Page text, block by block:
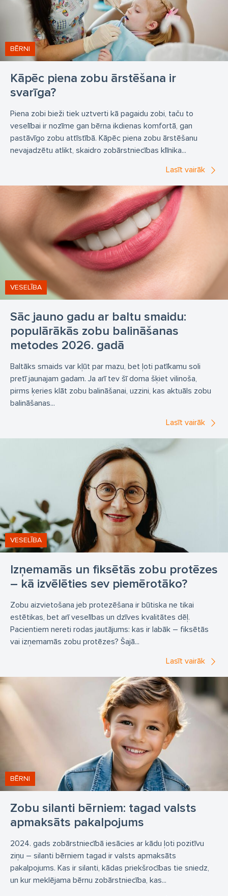
Kāpēc piena zobu ārstēšana ir
svarīga?
BĒRNI
Piena zobi bieži tiek uztverti kā pagaidu zobi, taču to
veselībai ir nozīme gan bērna ikdienas komfortā, gan
pastāvīgo zobu attīstībā. Kāpēc piena zobu ārstēšanu
nevajadzētu atlikt, skaidro zobārstniecības klīnika...
Lasīt vairāk
Sāc jauno gadu ar baltu smaidu:
populārākās zobu balināšanas
metodes 2026. gadā
VESELĪBA
Baltāks smaids var kļūt par mazu, bet ļoti patīkamu soli
pretī jaunajam gadam. Ja arī tev šī doma šķiet vilinoša,
pirms ķeries klāt zobu balināšanai, uzzini, kas aktuāls zobu
balināšanas...
Lasīt vairāk
Izņemamās un fiksētās zobu protēzes
– kā izvēlēties sev piemērotāko?
VESELĪBA
Zobu aizvietošana jeb protezēšana ir būtiska ne tikai
estētikas, bet arī veselības un dzīves kvalitātes dēļ.
Pacientiem nereti rodas jautājums: kas ir labāk – fiksētās
vai izņemamās zobu protēzes? Šajā...
Lasīt vairāk
Zobu silanti bērniem: tagad valsts
apmaksāts pakalpojums
BĒRNI
2024. gads zobārstniecībā iesācies ar kādu ļoti pozitīvu
ziņu – silanti bērniem tagad ir valsts apmaksāts
pakalpojums. Kas ir silanti, kādas priekšrocības tie sniedz,
un kur meklējama bērnu zobārstniecība, kas...